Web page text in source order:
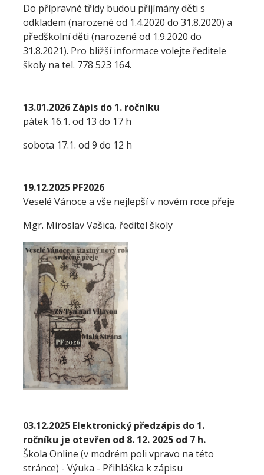
Do přípravné třídy budou přijímány děti s
odkladem (narozené od 1.4.2020 do 31.8.2020) a
předškolní děti (narozené od 1.9.2020 do
31.8.2021). Pro bližší informace volejte ředitele
školy na tel. 778 523 164.
13.01.2026 Zápis do 1. ročníku
pátek 16.1. od 13 do 17 h
sobota 17.1. od 9 do 12 h
19.12.2025 PF2026
Veselé Vánoce a vše nejlepší v novém roce přeje
Mgr. Miroslav Vašica, ředitel školy
03.12.2025 Elektronický předzápis do 1.
ročníku je otevřen od 8. 12. 2025 od 7 h.
Škola Online (v modrém poli vpravo na této
stránce) - Výuka - Přihláška k zápisu